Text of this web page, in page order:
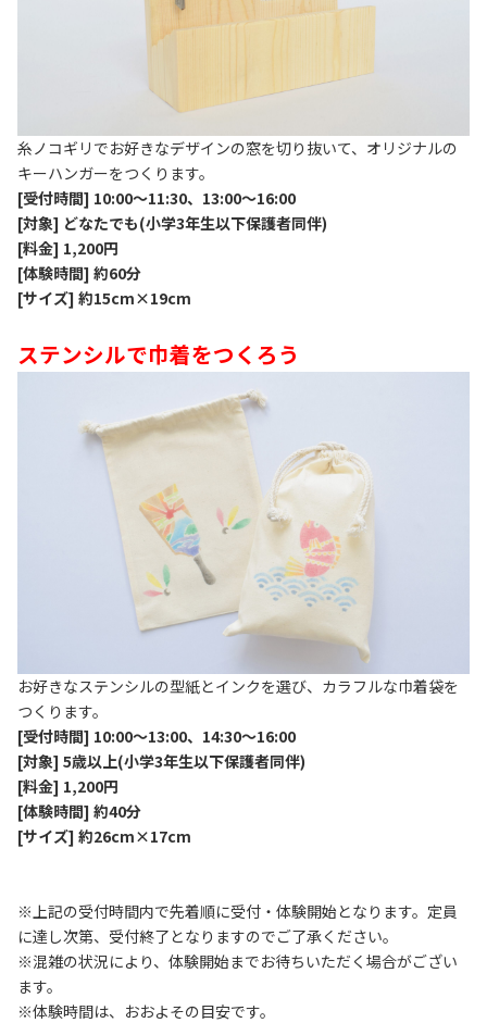
糸ノコギリでお好きなデザインの窓を切り抜いて、オリジナルの
キーハンガーをつくります。
[受付時間] 10:00～11:30、13:00～16:00
[対象] どなたでも(小学3年生以下保護者同伴)
[料金] 1,200円
[体験時間] 約60分
[サイズ] 約15cm×19cm
ステンシルで巾着をつくろう
お好きなステンシルの型紙とインクを選び、カラフルな巾着袋を
つくります。
[受付時間] 10:00～13:00、14:30～16:00
[対象] 5歳以上(小学3年生以下保護者同伴)
[料金] 1,200円
[体験時間] 約40分
[サイズ] 約26cm×17cm
※上記の受付時間内で先着順に受付・体験開始となります。定員
に達し次第、受付終了となりますのでご了承ください。
※混雑の状況により、体験開始までお待ちいただく場合がござい
ます。
※体験時間は、おおよその目安です。